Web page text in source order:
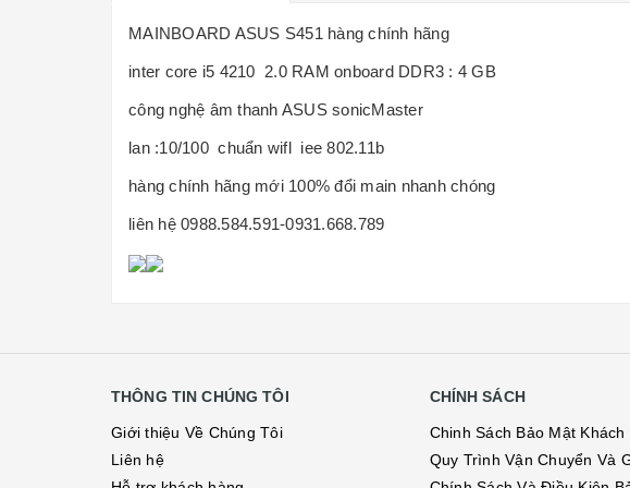
MAINBOARD ASUS S451 hàng chính hãng
inter core i5 4210 2.0 RAM onboard DDR3 : 4 GB
công nghệ âm thanh ASUS sonicMaster
lan :10/100 chuẩn wifl iee 802.11b
hàng chính hãng mới 100% đổi main nhanh chóng
liên hệ 0988.584.591-0931.668.789
THÔNG TIN CHÚNG TÔI
Giới thiệu Về Chúng Tôi
Liên hệ
CHÍNH SÁCH
Chinh Sách Bảo Mật Khách
Quy Trình Vận Chuyển Và